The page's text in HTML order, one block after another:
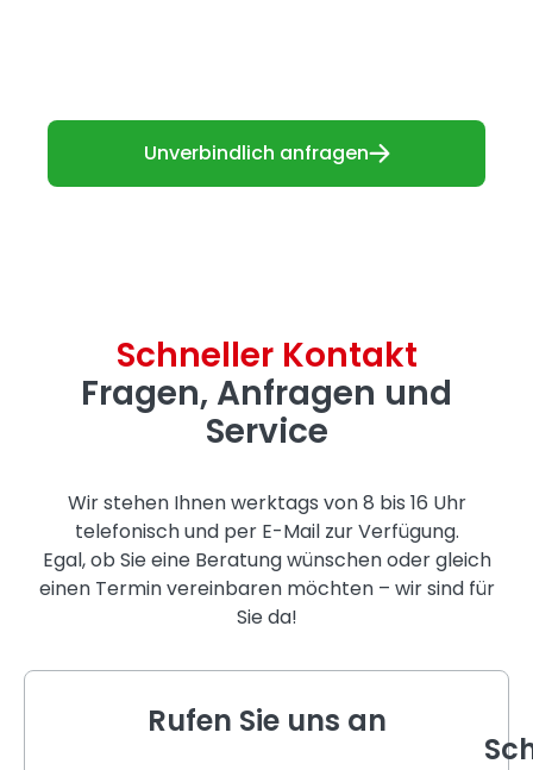
Unverbindlich anfragen
Schneller Kontakt
Fragen, Anfragen und
Service
Wir stehen Ihnen werktags von 8 bis 16 Uhr
telefonisch und per E-Mail zur Verfügung.
Egal, ob Sie eine Beratung wünschen oder gleich
einen Termin vereinbaren möchten – wir sind für
Sie da!
Rufen Sie uns an